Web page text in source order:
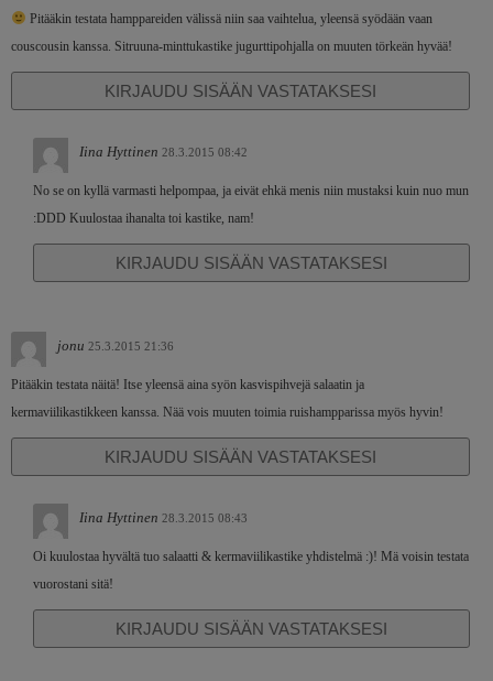
Pitääkin testata hamppareiden välissä niin saa vaihtelua, yleensä syödään vaan
couscousin kanssa. Sitruuna-minttukastike jugurttipohjalla on muuten törkeän hyvää!
KIRJAUDU SISÄÄN VASTATAKSESI
Iina Hyttinen 28.3.2015 08:42
No se on kyllä varmasti helpompaa, ja eivät ehkä menis niin mustaksi kuin nuo mun
:DDD Kuulostaa ihanalta toi kastike, nam!
KIRJAUDU SISÄÄN VASTATAKSESI
jonu 25.3.2015 21:36
Pitääkin testata näitä! Itse yleensä aina syön kasvispihvejä salaatin ja
kermaviilikastikkeen kanssa. Nää vois muuten toimia ruishampparissa myös hyvin!
KIRJAUDU SISÄÄN VASTATAKSESI
Iina Hyttinen 28.3.2015 08:43
Oi kuulostaa hyvältä tuo salaatti & kermaviilikastike yhdistelmä :)! Mä voisin testata
vuorostani sitä!
KIRJAUDU SISÄÄN VASTATAKSESI